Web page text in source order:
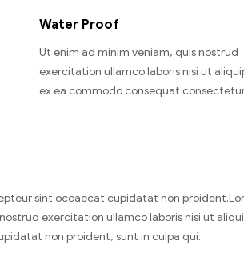
Water Proof
Ut enim ad minim veniam, quis nostrud
exercitation ullamco laboris nisi ut
ex ea commodo consequat
sint occaecat cupidatat non
exercitation ullamco laboris nisi ut
non proident, sunt in culpa qui.